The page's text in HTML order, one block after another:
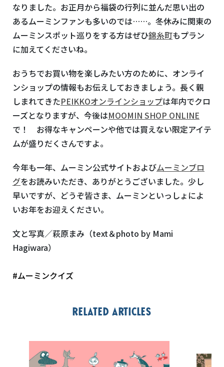
なりました。お正月から福袋の行列に並んだ思い出の
あるムーミンファンも多いのでは……。冬休みに関東の
ムーミンスポット巡りをする方はぜひ錦糸町もプラン
に加えてくださいね。
おうちでお買い物を楽しみたい方のために、オンライ
ンショップの情報もお伝えしておきましょう。長く親
しまれてきたPEIKKOオンラインショップは年内でクロ
ーズとなりますが、今後はMOOMIN SHOP ONLINE
で！ お得なキャンペーンや他では買えない限定アイテ
ムが盛りだくさんですよ。
今年も一年、ムーミン公式サイトおよびムーミンブロ
グをお読みいただき、ありがとうございました。少し
早いですが、どうぞ皆さま、ムーミンといっしょによ
いお年をお迎えください。
文と写真／萩原まみ（text＆photo by Mami
Hagiwara）
#ムーミンクイズ
Related articles